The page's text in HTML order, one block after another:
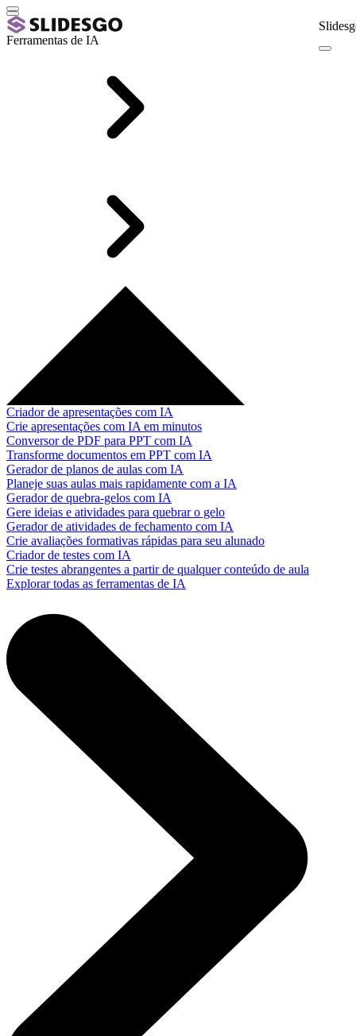
Ferramentas de IA
Criador de apresentações com IA
Crie apresentações com IA em minutos
Conversor de PDF para PPT com IA
Transforme documentos em PPT com IA
Gerador de planos de aulas com IA
Planeje suas aulas mais rapidamente com a IA
Gerador de quebra-gelos com IA
Gere ideias e atividades para quebrar o gelo
Gerador de atividades de fechamento com IA
Crie avaliações formativas rápidas para seu alunado
Criador de testes com IA
Crie testes abrangentes a partir de qualquer conteúdo de aula
Explorar todas as ferramentas de IA